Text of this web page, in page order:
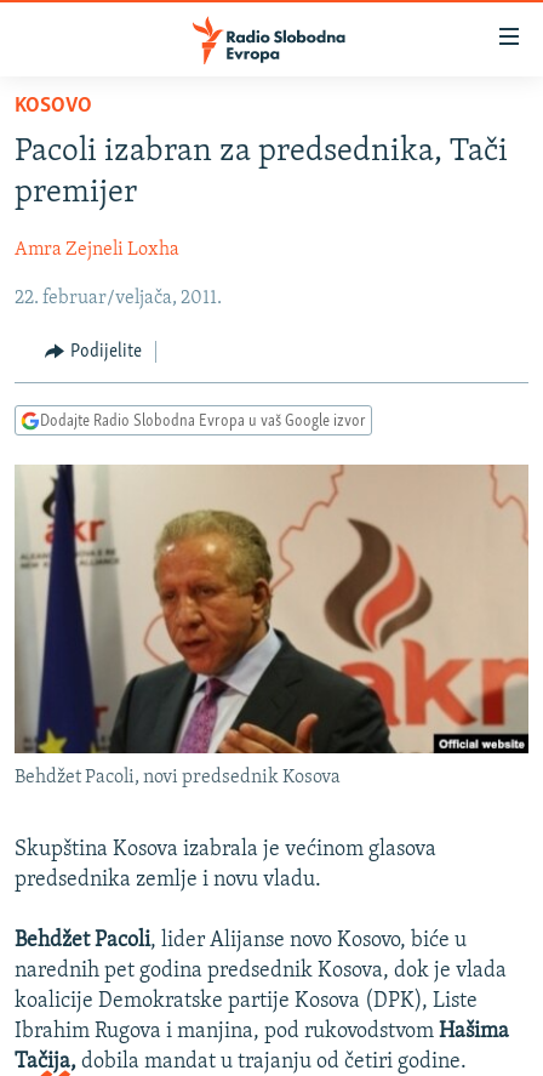
Pređite
glavni
sadržaj
Pređite
na
navigaciju
Pređite
pretragu
VIJESTI
SRBIJA
KOSOVO
CRNA GORA
VIZUELNO
FOTOGALERIJE
INFOGRAFIKE
PODCASTI
RAT U UKRAJINI
KINA NA BALKANU
RSE PRIČE IZ SVIJETA
ISPRIČAJ MI
DNEVNO@RSE
SPECIJALI RSE
VIŠE OD NASLOVA
GENOCID U SREBRENICI
POPLAVE I KLIZIŠTA U BIH 2024.
POST SCRIPTUM
TRI DECENIJE OD RATA U BIH
SVE KARTE DEJTONA
NASTANAK I RASPAD JUGOSLAVIJE
PRATITE NAS
Sve RFE/RL stranice
KOSOVO
Pacoli izabran za predsednika, Tači
premijer
Amra Zejneli Loxha
22. februar/veljača, 2011.
Podijelite
Dodajte Radio Slobodna Evropa u vaš Google izvor
Behdžet Pacoli, novi predsednik Kosova
Skupština Kosova izabrala je većinom glasova
predsednika zemlje i novu vladu.
Behdžet Pacoli, lider Alijanse novo Kosovo, biće u
narednih pet godina predsednik Kosova, dok je vlada
koalicije Demokratske partije Kosova (DPK), Liste
Ibrahim Rugova i manjina, pod rukovodstvom Hašima
Tačija, dobila mandat u trajanju od četiri godine.